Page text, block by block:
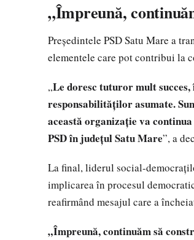
„Împreună,
Președintele PSD Satu Mare a
elementele care pot contribui la
„Le doresc tuturor mult
responsabilităților asumate.
această organizație va
PSD în județul Satu Mare”, a
La final, liderul social-
implicarea în procesul
reafirmând mesajul care a
„Împreună, continuăm să